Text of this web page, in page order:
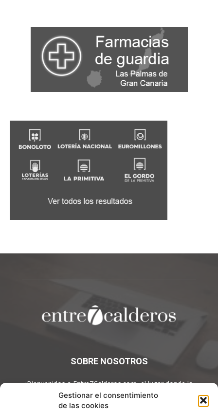
Gestionar el consentimiento
de las cookies
SOBRE NOSOTROS
¡Bienvenidos a Entre7Calderos.com, el lugar donde la
gastronomía y la cultura culinaria se encuentran! Sumérgete en
un mundo de sabores y descubre artículos apasionantes.